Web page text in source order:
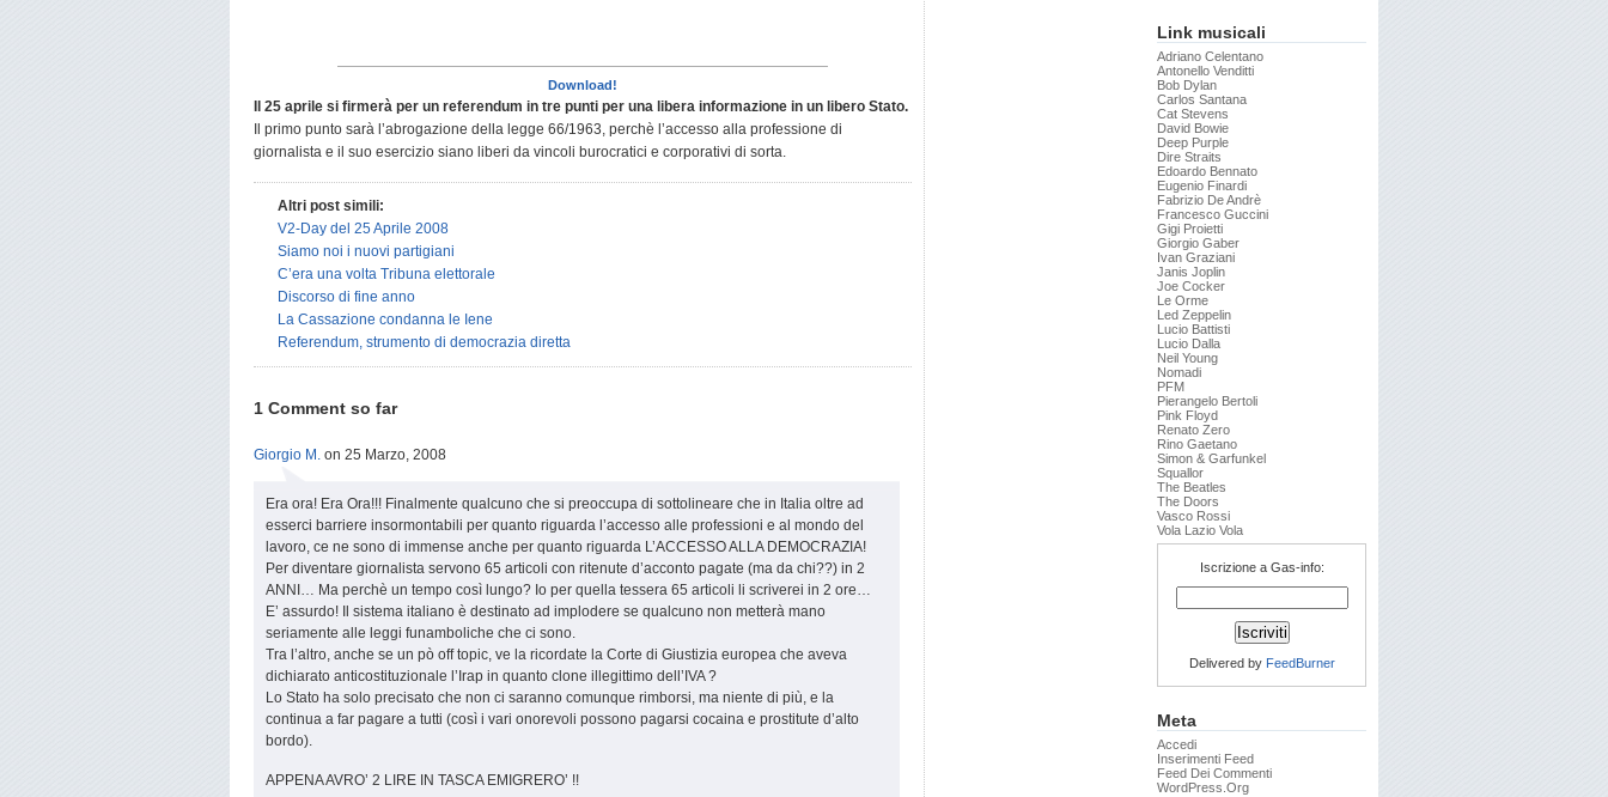
Download!
Il 25 aprile si firmerà per un referendum in tre punti per una libera informazione in un libero Stato.
Il primo punto sarà l’abrogazione della legge 66/1963, perchè l’accesso alla professione di
giornalista e il suo esercizio siano liberi da vincoli burocratici e corporativi di sorta.
Altri post simili:
V2-Day del 25 Aprile 2008
Siamo noi i nuovi partigiani
C’era una volta Tribuna elettorale
Discorso di fine anno
La Cassazione condanna le Iene
Referendum, strumento di democrazia diretta
1 Comment so far
Giorgio M. on 25 Marzo, 2008
Era ora! Era Ora!!! Finalmente qualcuno che si preoccupa di sottolineare che in Italia oltre ad
esserci barriere insormontabili per quanto riguarda l’accesso alle professioni e al mondo del
lavoro, ce ne sono di immense anche per quanto riguarda L’ACCESSO ALLA DEMOCRAZIA!
Per diventare giornalista servono 65 articoli con ritenute d’acconto pagate (ma da chi??) in 2
ANNI… Ma perchè un tempo così lungo? Io per quella tessera 65 articoli li scriverei in 2 ore…
E’ assurdo! Il sistema italiano è destinato ad implodere se qualcuno non metterà mano
seriamente alle leggi funamboliche che ci sono.
Tra l’altro, anche se un pò off topic, ve la ricordate la Corte di Giustizia europea che aveva
dichiarato anticostituzionale l’Irap in quanto clone illegittimo dell’IVA ?
Lo Stato ha solo precisato che non ci saranno comunque rimborsi, ma niente di più, e la
continua a far pagare a tutti (così i vari onorevoli possono pagarsi cocaina e prostitute d’alto
bordo).
APPENA AVRO’ 2 LIRE IN TASCA EMIGRERO’ !!
Link musicali
Adriano Celentano
Antonello Venditti
Bob Dylan
Carlos Santana
Cat Stevens
David Bowie
Deep Purple
Dire Straits
Edoardo Bennato
Eugenio Finardi
Fabrizio De Andrè
Francesco Guccini
Gigi Proietti
Giorgio Gaber
Ivan Graziani
Janis Joplin
Joe Cocker
Le Orme
Led Zeppelin
Lucio Battisti
Lucio Dalla
Neil Young
Nomadi
PFM
Pierangelo Bertoli
Pink Floyd
Renato Zero
Rino Gaetano
Simon & Garfunkel
Squallor
The Beatles
The Doors
Vasco Rossi
Vola Lazio Vola
Iscrizione a Gas-info:
Delivered by FeedBurner
Meta
Accedi
Inserimenti Feed
Feed Dei Commenti
WordPress.org